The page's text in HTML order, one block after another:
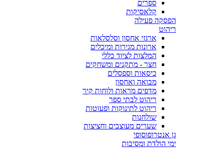
ספרים
קלאסיקות
הפסקה פעילה
ריהוט
ארגזי אחסון וסלסלאות
ארונות מגירות ומיכלים
המלצות לציוד כללי
חצר - מתקנים ומשחקים
כיסאות וספסלים
מבואה ואחסון
מדפים מראות ולוחות קיר
ריהוט לבתי ספר
ריהוט לתינוקות ופעוטות
שולחנות
שערים מעוצבים וחציצות
גן אנטרופוסופי
ימי הולדת ומסיבות